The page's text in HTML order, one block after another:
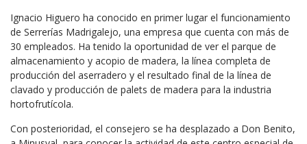
Ignacio Higuero ha conocido en primer lugar el funcionamiento
de Serrerías Madrigalejo, una empresa que cuenta con más de
30 empleados. Ha tenido la oportunidad de ver el parque de
almacenamiento y acopio de madera, la línea completa de
producción del aserradero y el resultado final de la línea de
clavado y producción de palets de madera para la industria
hortofrutícola.
Con posterioridad, el consejero se ha desplazado a Don Benito,